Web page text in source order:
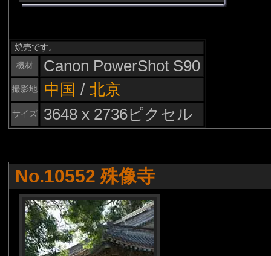
焼売です。
機材
Canon PowerShot S90
撮影地 中国 / 北京
サイズ 3648 x 2736ピクセル
No.10552 殊像寺